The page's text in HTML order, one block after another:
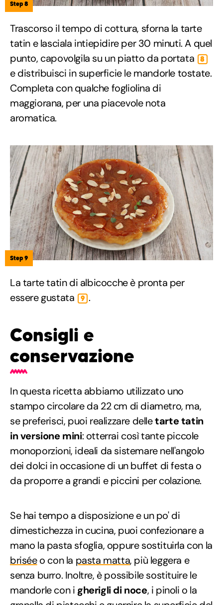
Step 8
Trascorso il tempo di cottura, sforna la tarte
tatin e lasciala intiepidire per 30 minuti. A quel
punto, capovolgila su un piatto da portata
8
e distribuisci in superficie le mandorle tostate.
Completa con qualche fogliolina di
maggiorana, per una piacevole nota
aromatica.
Step 9
La tarte tatin di albicocche è pronta per
essere gustata
9 .
Consigli e
conservazione
In questa ricetta abbiamo utilizzato uno
stampo circolare da 22 cm di diametro, ma,
se preferisci, puoi realizzare delletarte tatin
in versione mini: otterrai così tante piccole
monoporzioni, ideali da sistemare nell'angolo
dei dolci in occasione di un buffet di festa o
da proporre a grandi e piccini per colazione.
Se hai tempo a disposizione e un po' di
dimestichezza in cucina, puoi confezionare a
mano la pasta sfoglia, oppure sostituirla con la
briséeo con la pasta matta, più leggera e
senza burro. Inoltre, è possibile sostituire le
mandorle con i gherigli di noce, i pinoli o la